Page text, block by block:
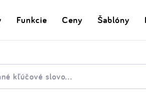
Funkcie Ceny Šablóny